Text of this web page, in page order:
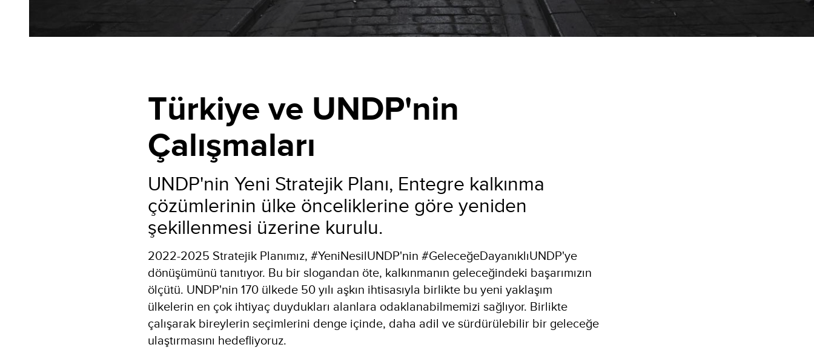
Türkiye ve UNDP'nin
Çalışmaları
UNDP'nin Yeni Stratejik Planı, Entegre kalkınma
çözümlerinin ülke önceliklerine göre yeniden
şekillenmesi üzerine kurulu.
2022-2025 Stratejik Planımız, #YeniNesilUNDP'nin #GeleceğeDayanıklıUNDP'ye
dönüşümünü tanıtıyor. Bu bir slogandan öte, kalkınmanın geleceğindeki başarımızın
ölçütü. UNDP'nin 170 ülkede 50 yılı aşkın ihtisasıyla birlikte bu yeni yaklaşım
ülkelerin en çok ihtiyaç duydukları alanlara odaklanabilmemizi sağlıyor. Birlikte
çalışarak bireylerin seçimlerini denge içinde, daha adil ve sürdürülebilir bir geleceğe
ulaştırmasını hedefliyoruz.